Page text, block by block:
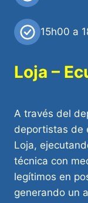
15h00 a
Loja –
A través del
deportistas de
Loja,
técnica con
legítimos en
generando un